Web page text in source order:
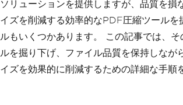
ソリューションを提供しますが、品質を損
イズを削減する効率的なPDF圧縮ツールを
ルもいくつかあります。 この記事では、
ルを掘り下げ、ファイル品質を保持しなが
イズを効果的に削減するための詳細な手順